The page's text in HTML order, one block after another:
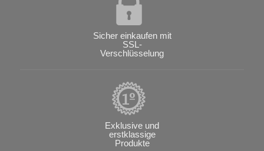
Sicher einkaufen mit
SSL-
Verschlüsselung
Exklusive und
erstklassige
Produkte